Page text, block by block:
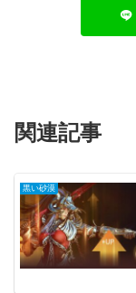
関連記事
黒い砂漠